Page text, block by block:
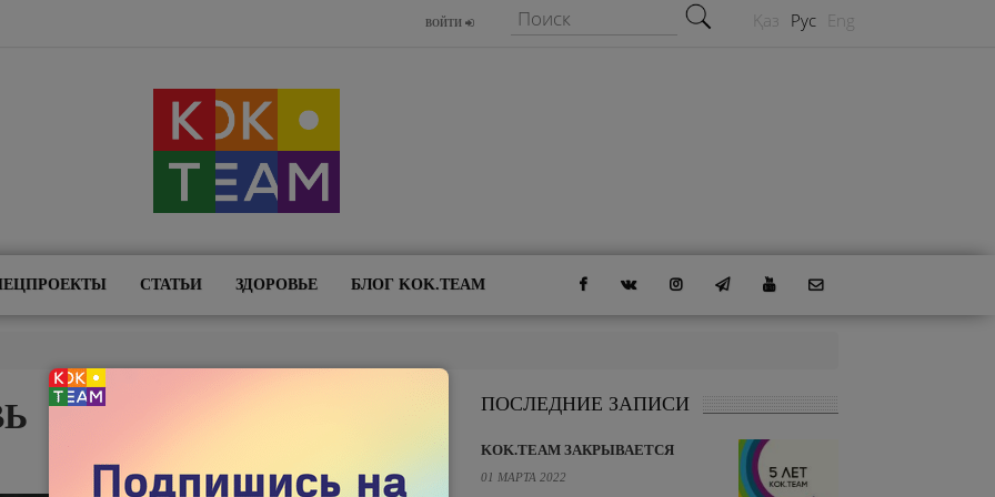
ВОЙТИ
Форма поиска
Поиск Қаз Рус Eng
СТАТЬИ ЗДОРОВЬЕ БЛОГ KOK.TEAM
ПОСЛЕДНИЕ ЗАПИСИ
KOK.TEAM ЗАКРЫВАЕТСЯ
01 МАРТА 2022